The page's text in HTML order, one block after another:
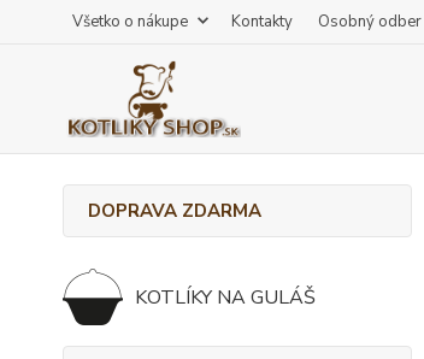
Všetko o nákupe Kontakty Osobný odber
DOPRAVA ZDARMA
KOTLÍKY NA GULÁŠ